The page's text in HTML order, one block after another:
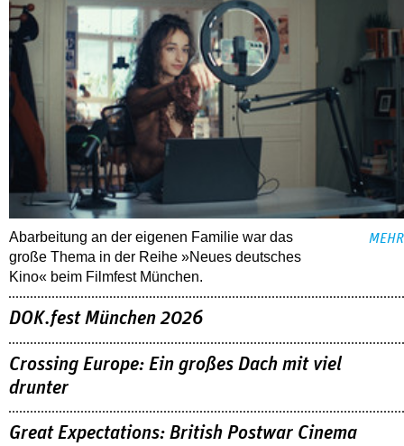
Abarbeitung an der eigenen Familie war das
große Thema in der Reihe »Neues deutsches
Kino« beim Filmfest München.
MEHR
DOK.fest München 2026
Crossing Europe: Ein großes Dach mit viel
drunter
Great Expectations: British Postwar Cinema